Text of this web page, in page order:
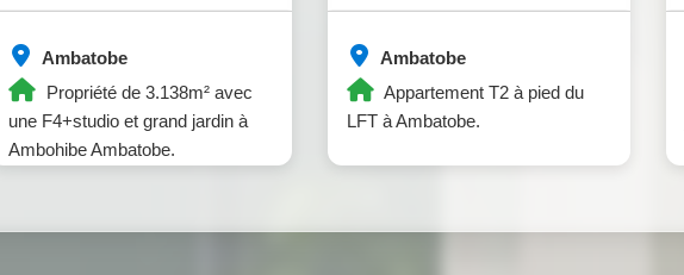
Ambatobe
Propriété de 3.138m² avec
une F4+studio et grand jardin à
Ambohibe Ambatobe.
Ambatobe
Appartement T2 à pied du
LFT à Ambatobe.